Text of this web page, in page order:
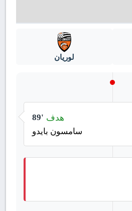
لوريان
89' هدف
سامسون بايدو